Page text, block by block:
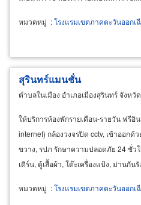
หมวดหมู่ :โรงแรมเขตภาคตะวันออกเ
สุรินทร์แมนชั่น
ตำบลในเมือง อำเภอเมืองสุรินทร์ จังหวั
ให้บริการห้องพักรายเดือน-รายวัน ฟรีอิ
internet) กล้องวงจรปิด cctv, เข้าออก
ขวาง, รปภ รักษาความปลอดภัย 24 ชั่ว
เดิร์น, ตู้เสื้อผ้า, โต๊ะเครื่องแป้ง, ม่านกั
หมวดหมู่ :โรงแรมเขตภาคตะวันออกเ